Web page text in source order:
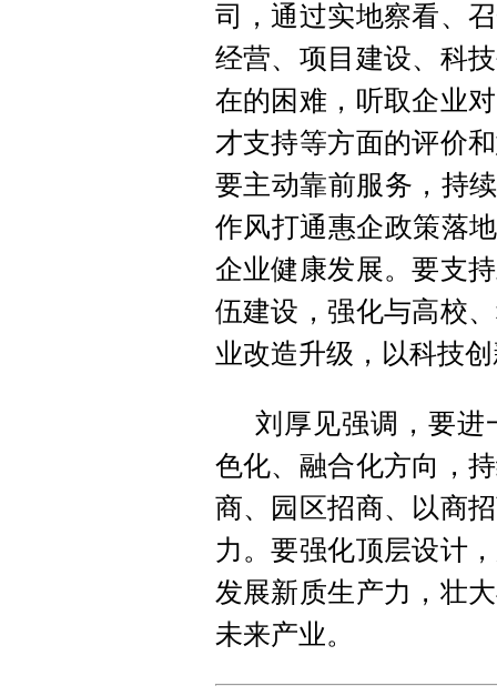
司，通过实地察看、
经营、项目建设、科
在的困难，听取企业
才支持等方面的评价
要主动靠前服务，持
作风打通惠企政策落
企业健康发展。要支
伍建设，强化与高校
业改造升级，以科技
刘厚见强调，要进
色化、融合化方向，
商、园区招商、以商
力。要强化顶层设计
发展新质生产力，壮
未来产业。